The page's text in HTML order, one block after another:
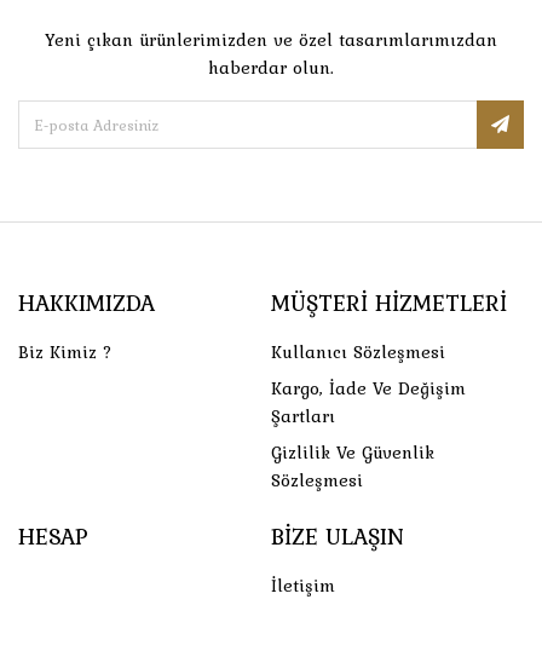
Yeni çıkan ürünlerimizden ve özel tasarımlarımızdan
haberdar olun.
HAKKIMIZDA
Biz Kimiz ?
MÜŞTERI HIZMETLERI
Kullanıcı Sözleşmesi
Kargo, İade Ve Değişim
Şartları
Gizlilik Ve Güvenlik
Sözleşmesi
HESAP BIZE ULAŞIN
İletişim